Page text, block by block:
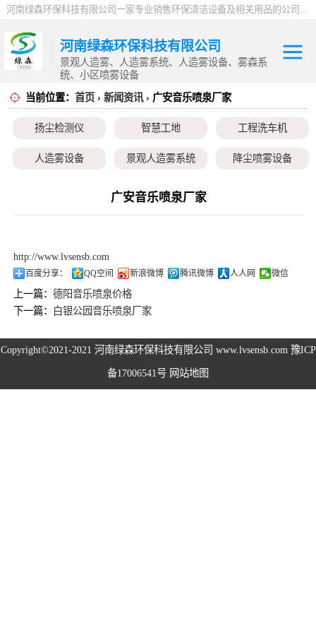
河南绿森环保科技有限公司一家专业销售环保清洁设备及相关用品的公司，产品包括：音乐喷泉、雾森系统、人造雾设备、景观人造雾、人造雾系统、小区喷雾设备、高压喷雾降尘设备、料仓喷雾除尘系统、喷雾降温加湿设备、郑州喷雾消毒设备，等八大系列上百个品种。
河南绿森环保科技有限公司
景观人造雾、人造雾系统、人造雾设备、雾森系
统、小区喷雾设备
当前位置： 首页 › 新闻资讯› 广安音乐喷泉厂家
扬尘检测仪 智慧工地 工程洗车机
人造雾设备 景观人造雾系统 降尘喷雾设备
高空除尘雾桩
广安音乐喷泉厂家
http://www.lvsensb.com
百度分享： QQ空间 新浪微博 腾讯微博 人人网 微信
上一篇：德阳音乐喷泉价格
下一篇： 白银公园音乐喷泉厂家
Copyright©2021-2021 河南绿森环保科技有限公司 www.lvsensb.com 豫ICP
备17006541号 网站地图
扬尘检测仪
智慧工地
降尘喷雾设备
小区喷雾设备
高空除尘雾桩